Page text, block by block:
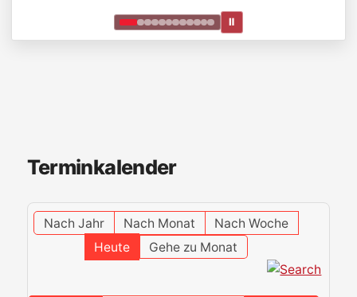
Ⅱ
Terminkalender
Nach Jahr Nach Monat
Nach Woche
Heute
Gehe zu Monat